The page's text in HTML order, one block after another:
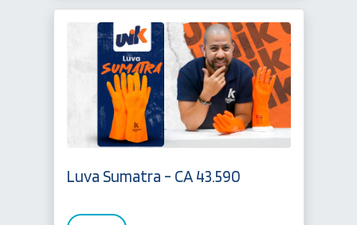
Luva Sumatra - CA 43.590